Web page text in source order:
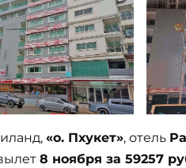
«о. Пхукет», отель
8 ноября за 59257